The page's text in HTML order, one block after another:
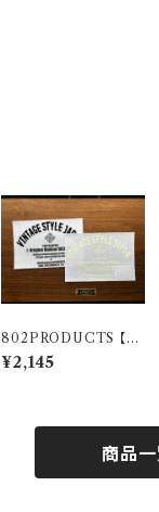
802PRODUCTS 【vi
ntage BICASA LOG
O】 カッティングステッ
¥2,145
商品